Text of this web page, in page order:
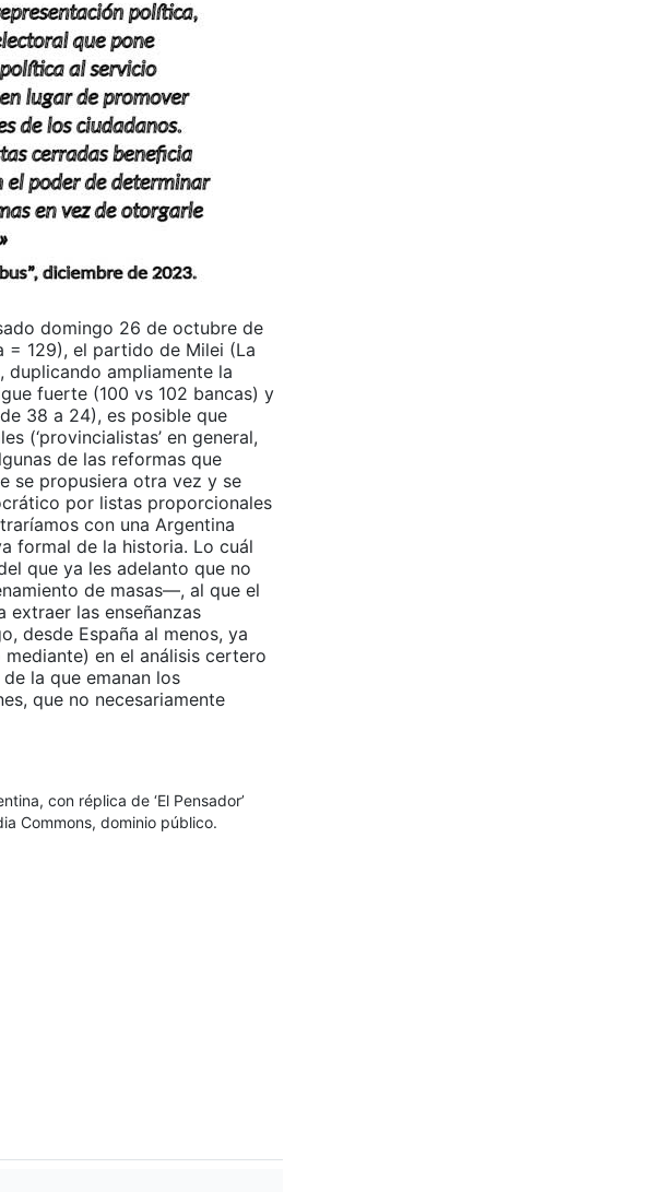
domingo 26 de octubre de
= 129), el partido de Milei (La
duplicando ampliamente la
fuerte (100 vs 102 bancas) y
38 a 24), es posible que
(‘provincialistas’ en general,
de las reformas que
se propusiera otra vez y se
por listas proporcionales
con una Argentina
formal de la historia. Lo cuál
que ya les adelanto que no
de masas―, al que el
extraer las enseñanzas
desde España al menos, ya
en el análisis certero
la que emanan los
que no necesariamente
con réplica de ‘El Pensador’
Commons, dominio público.